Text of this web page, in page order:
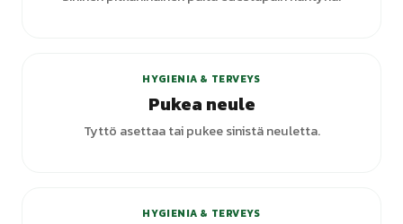
HYGIENIA & TERVEYS
Pukea neule
Tyttö asettaa tai pukee sinistä neuletta.
HYGIENIA & TERVEYS